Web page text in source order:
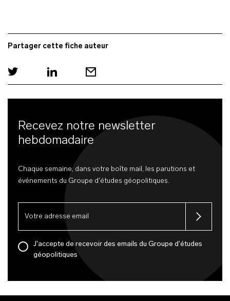
Partager cette fiche auteur
Recevez notre newsletter
hebdomadaire
Chaque semaine, dans votre boîte mail, les parutions et
événements du Groupe d'études géopolitiques.
J'accepte de recevoir des emails du Groupe d'études
géopolitiques